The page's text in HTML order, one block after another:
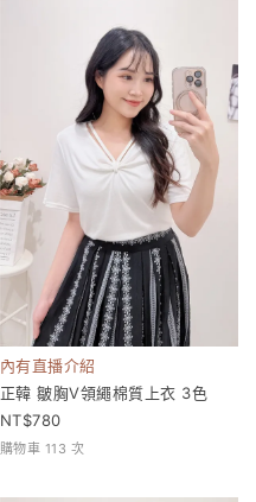
內有直播介紹
正韓 皺胸V領繩棉質上衣 3色
780
購物車 113 次